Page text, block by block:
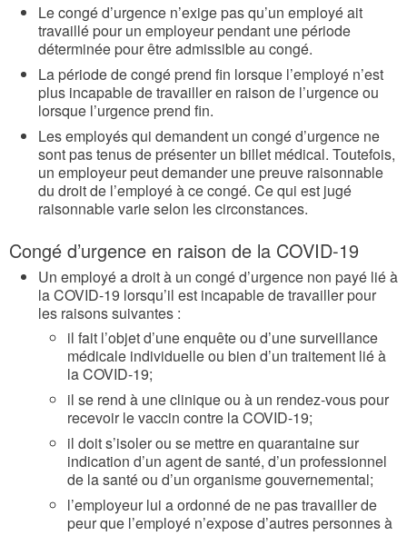
Le congé d’urgence n’exige pas qu’un employé ait
travaillé pour un employeur pendant une période
déterminée pour être admissible au congé.
La période de congé prend fin lorsque l’employé n’est
plus incapable de travailler en raison de l’urgence ou
lorsque l’urgence prend fin.
Les employés qui demandent un congé d’urgence ne
sont pas tenus de présenter un billet médical. Toutefois,
un employeur peut demander une preuve raisonnable
du droit de l’employé à ce congé. Ce qui est jugé
raisonnable varie selon les circonstances.
Congé d’urgence en raison de la COVID-19
Un employé a droit à un congé d’urgence non payé lié à
la COVID-19 lorsqu’il est incapable de travailler pour
les raisons suivantes :
il fait l’objet d’une enquête ou d’une surveillance
médicale individuelle ou bien d’un traitement lié à
la COVID-19;
il se rend à une clinique ou à un rendez-vous pour
recevoir le vaccin contre la COVID-19;
il doit s’isoler ou se mettre en quarantaine sur
indication d’un agent de santé, d’un professionnel
de la santé ou d’un organisme gouvernemental;
l’employeur lui a ordonné de ne pas travailler de
peur que l’employé n’expose d’autres personnes à